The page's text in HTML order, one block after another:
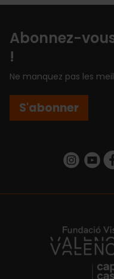
Abonnez-
!
Ne manquez pas les
S'abonner
https://
https://